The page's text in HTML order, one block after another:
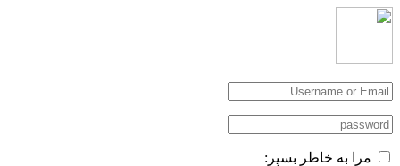
مرا به خاطر بسپر: